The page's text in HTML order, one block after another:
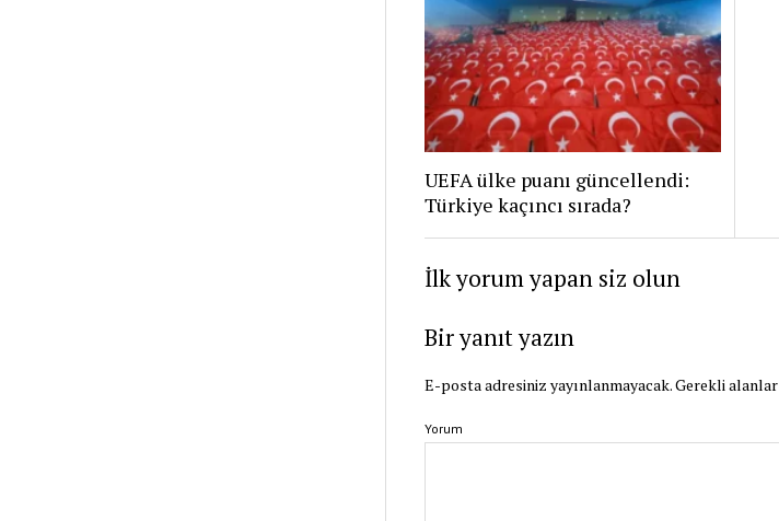
UEFA ülke puanı güncellendi:
Türkiye kaçıncı sırada?
İlk yorum yapan siz olun
Bir yanıt yazın
E-posta adresiniz yayınlanmayacak.Gerekli alanlar
Yorum